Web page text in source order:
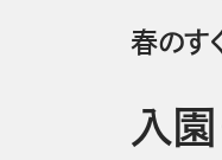
春のす
入